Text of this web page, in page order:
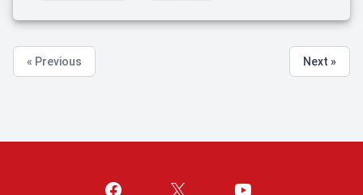
« Previous Next »